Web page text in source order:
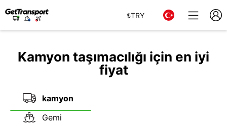
₺TRY
Kamyon taşımacılığı için en iyi
fiyat
kamyon
Gemi